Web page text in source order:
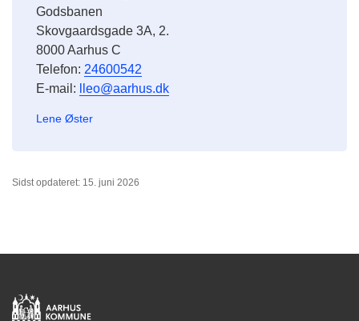
Godsbanen
Skovgaardsgade 3A, 2.
8000 Aarhus C
Telefon: 24600542
E-mail:
lleo@aarhus.dk
Lene Øster
Sidst opdateret: 15. juni 2026